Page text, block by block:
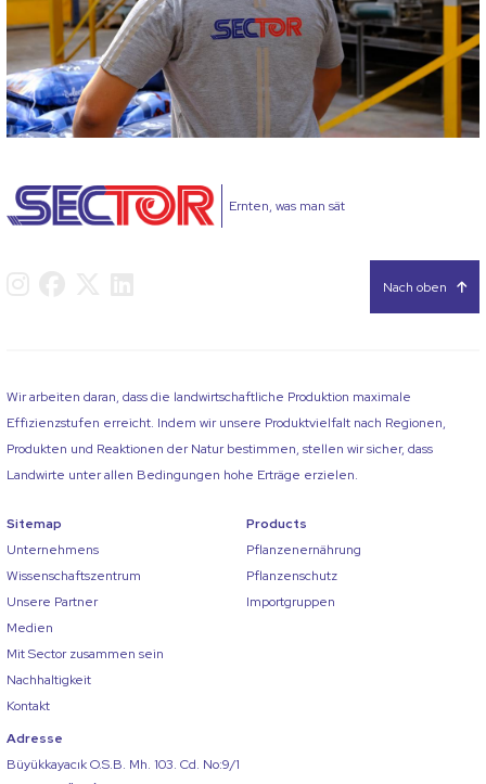
Ernten, was man sät
Nach oben
Wir arbeiten daran, dass die landwirtschaftliche Produktion maximale
Effizienzstufen erreicht. Indem wir unsere Produktvielfalt nach Regionen,
Produkten und Reaktionen der Natur bestimmen, stellen wir sicher, dass
Landwirte unter allen Bedingungen hohe Erträge erzielen.
Sitemap
Unternehmens
Wissenschaftszentrum
Unsere Partner
Medien
Mit Sector zusammen sein
Nachhaltigkeit
Kontakt
Products
Pflanzenernährung
Pflanzenschutz
Importgruppen
Adresse
Büyükkayacık O.S.B. Mh. 103. Cd. No:9/1